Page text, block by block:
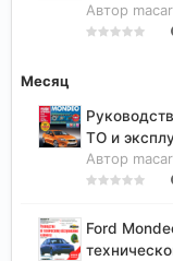
Автор macar
Месяц
ТО и
Автор macar
Ford